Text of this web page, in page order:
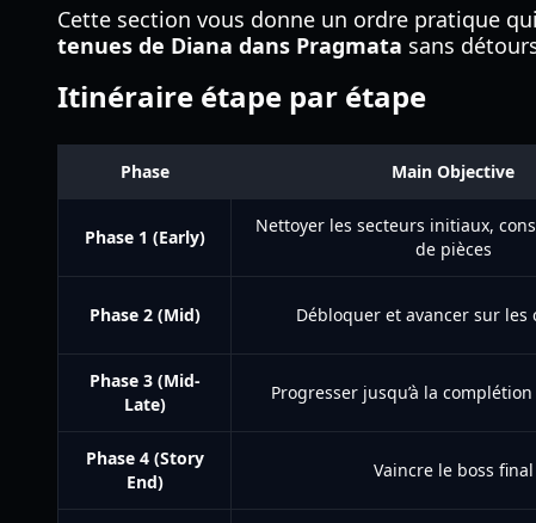
Cette section vous donne un ordre pratique
tenues de Diana dans Pragmata sans
Itinéraire étape par étape
Phase Main Objective
Phase 1 (Early)
Nettoyer les secteurs initiaux,
de pièces
Phase 2 (Mid) Débloquer et avancer sur les
Phase 3 (Mid-
Late)
Progresser jusqu’à la
Phase 4 (Story
End)
Vaincre le boss final